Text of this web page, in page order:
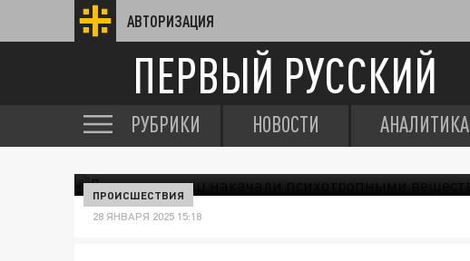
АВТОРИЗАЦИЯ
ПЕРВЫЙ РУССКИЙ
РУБРИКИ НОВОСТИ АНАЛИТИКА
ПРОИСШЕСТВИЯ
28 ЯНВАРЯ 2025 15:18